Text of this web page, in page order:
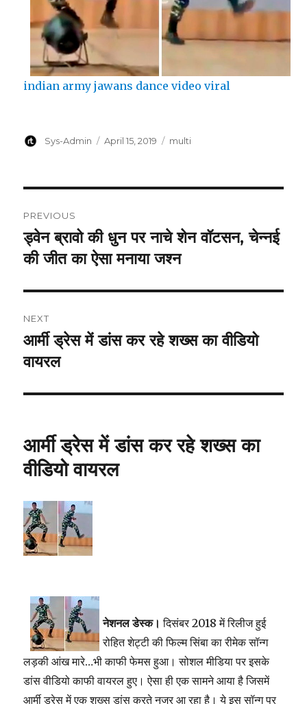
indian army jawans dance video viral
Author
Sys-Admin
Posted
April 15, 2019 Categories
multi
navigation
PREVIOUS
Previous
post:
ड्वेन ब्रावो की धुन पर नाचे शेन वॉटसन, चेन्नई
की जीत का ऐसा मनाया जश्न
NEXT
Next
post:
आर्मी ड्रेस में डांस कर रहे शख्स का वीडियो
वायरल
आर्मी ड्रेस में डांस कर रहे शख्स का
वीडियो वायरल
नेशनल डेस्क। दिसंबर 2018 में रिलीज हुई
रोहित शेट्टी की फिल्म सिंबा का रीमेक सॉन्ग
लड़की आंख मारे…भी काफी फेमस हुआ। सोशल मीडिया पर इसके
डांस वीडियो काफी वायरल हुए। ऐसा ही एक सामने आयाहैजिसमें
आर्मी ड्रेस में एक शख्स डांस करते नजर आ रहा है। ये इस सॉन्ग पर